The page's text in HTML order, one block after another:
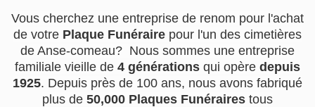
Vous cherchez une entreprise de renom pour l'achat
de votre Plaque Funéraire pour l'un des cimetières
de Anse-comeau? Nous sommes une entreprise
familiale vieille de 4 générations qui opère depuis
1925. Depuis près de 100 ans, nous avons fabriqué
plus de 50,000 Plaques Funéraires tous